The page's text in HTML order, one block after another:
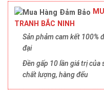
TRANH BẮC NINH
Sản phảm cam kết 100%
đại
Đền gấp 10 lần giá trị của
chất lượng, hàng đểu